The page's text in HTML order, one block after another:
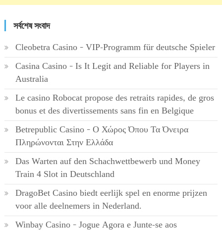
সর্বশেষ সংবাদ
Cleobetra Casino – VIP-Programm für deutsche Spieler
Casina Casino – Is It Legit and Reliable for Players in
Australia
Le casino Robocat propose des retraits rapides, de gros
bonus et des divertissements sans fin en Belgique
Betrepublic Casino – Ο Χώρος Όπου Τα Όνειρα
Πληρώνονται Στην Ελλάδα
Das Warten auf den Schachwettbewerb und Money
Train 4 Slot in Deutschland
DragoBet Casino biedt eerlijk spel en enorme prijzen
voor alle deelnemers in Nederland.
Winbay Casino – Jogue Agora e Junte-se aos